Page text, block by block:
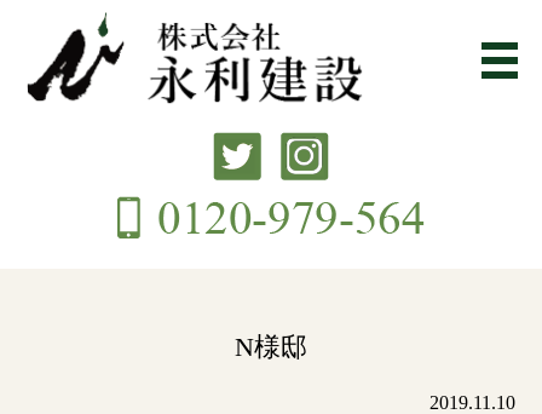
N様邸
2019.11.10